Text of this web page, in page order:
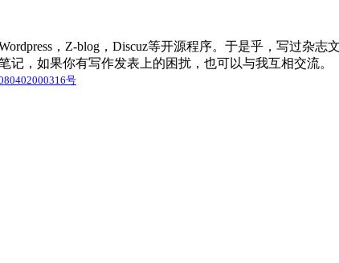
，Z-blog，Discuz等开源程序。于是乎，写过杂
，如果你有写作发表上的困扰，也可以与我互相交流。
号